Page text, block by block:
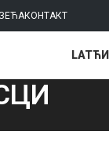
КОНТАКТ
LAT